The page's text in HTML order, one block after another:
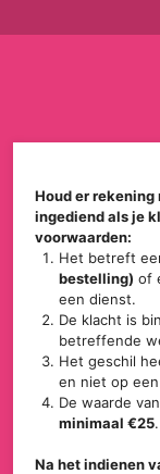
Houd er rekening
ingediend als je
voorwaarden:
Het betreft
bestelling) of
een dienst.
De klacht is
betreffende
Het geschil
en niet op
De waarde
minimaal €25.
Na het indienen